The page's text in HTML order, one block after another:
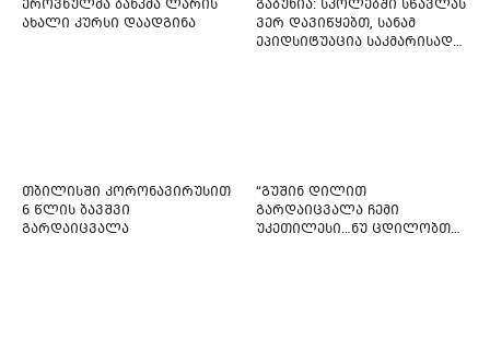
ეროვნულმა ბანკმა ლარის
ახალი კურსი დაადგინა
გაბუნია: სკოლებში სწავლას
ვერ დავიწყებთ, სანამ
ეპიდსიტუაცია საკმარისად
თბილისში კორონავირუსით
6 წლის ბავშვი
გარდაიცვალა
“გუშინ დილით
გარდაიცვალა ჩემი
უკეთილესი…ნუ ცდილობთ